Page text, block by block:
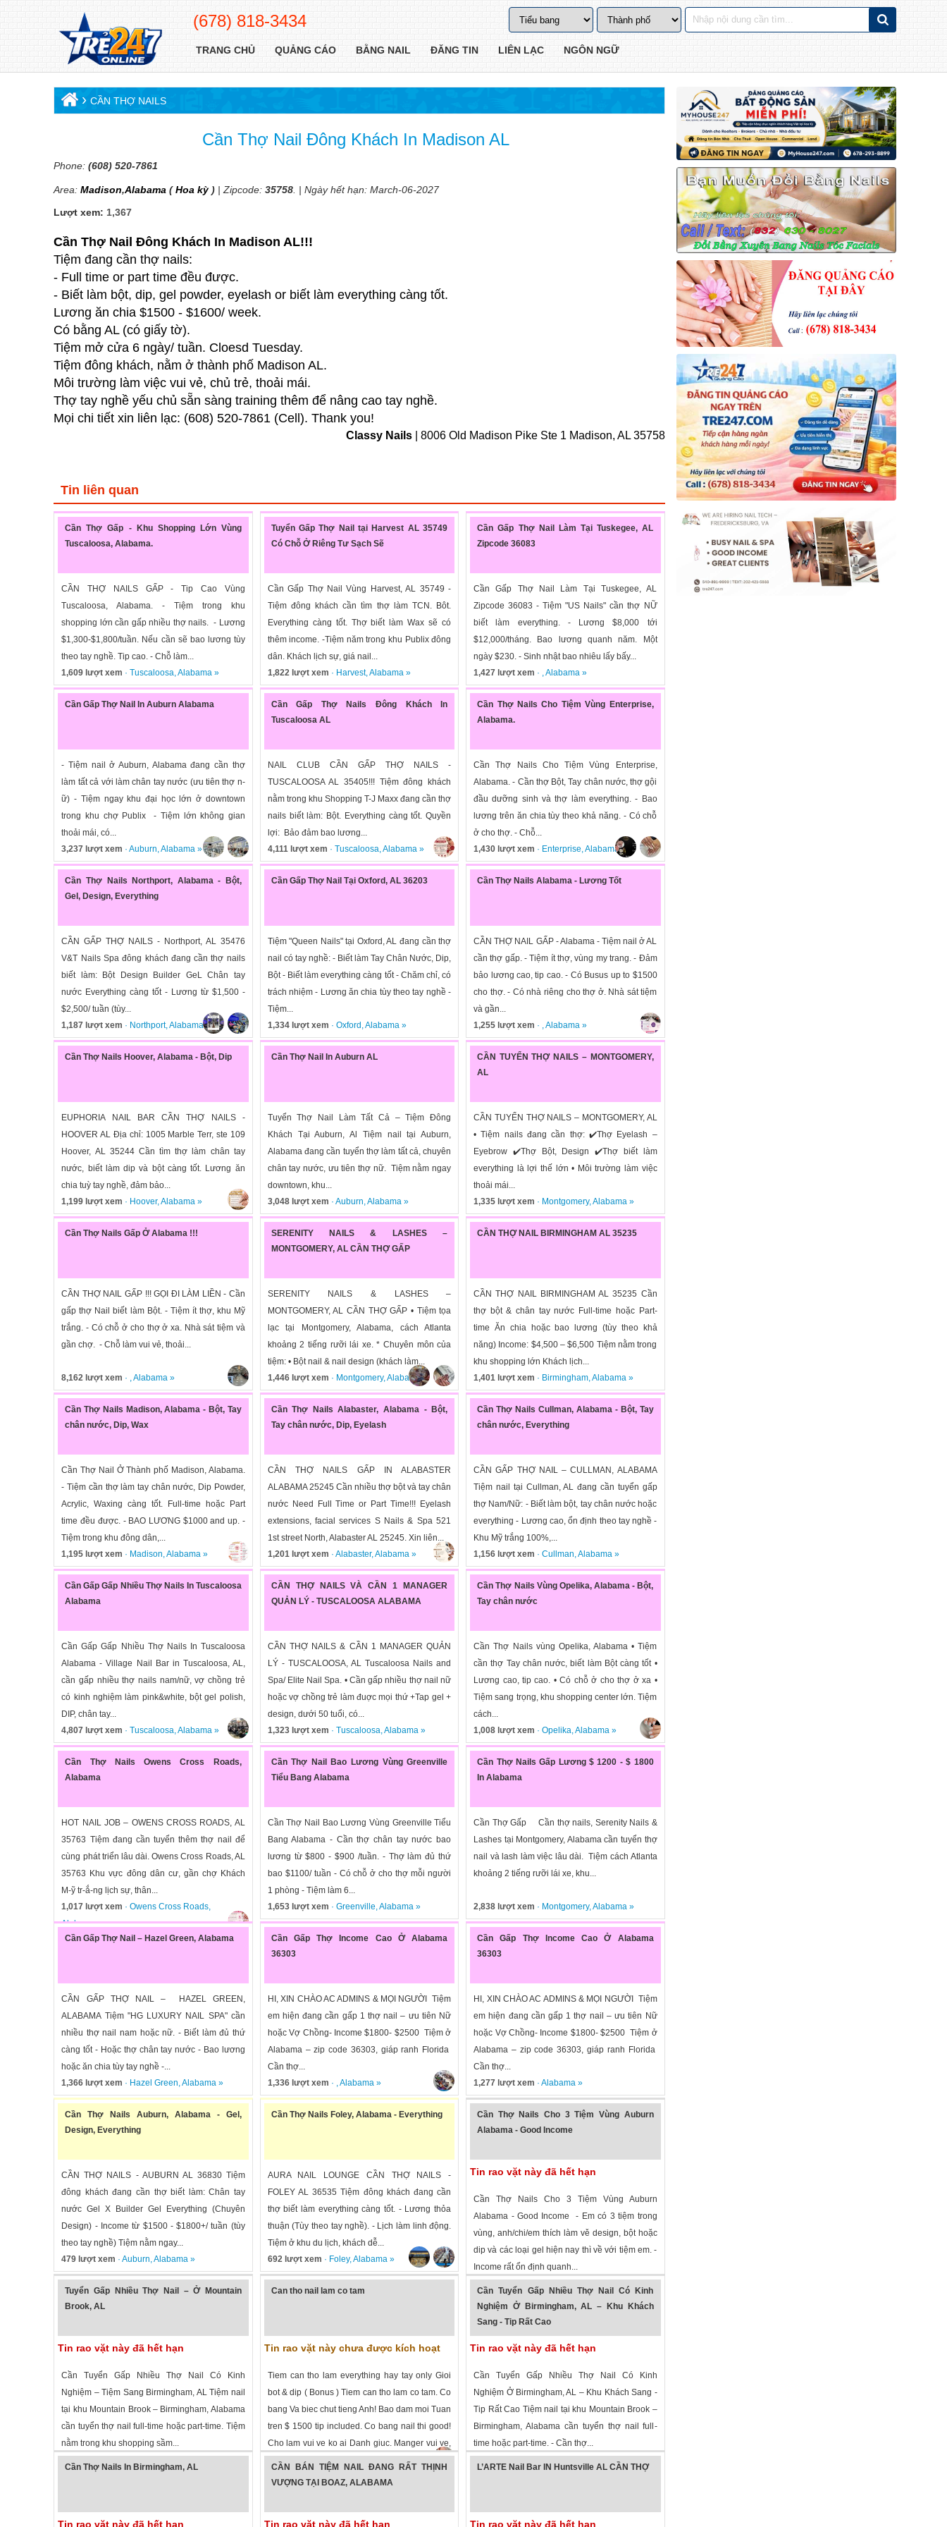
(678) 818-3434
TRANG CHỦ QUẢNG CÁO BẰNG NAIL ĐĂNG TIN LIÊN LẠC NGÔN NGỮ
› CẦN THỢ NAILS
Cần Thợ Nail Đông Khách In Madison AL
Phone:(608) 520-7861
Area:Madison,Alabama (Hoa kỳ) | Zipcode:35758 . | Ngày hết hạn: March-06-2027
Lượt xem: 1,367
Cần Thợ Nail Đông Khách In Madison AL!!!
Tiệm đang cần thợ nails:
- Full time or part time đều được.
- Biết làm bột, dip, gel powder, eyelash or biết làm everything càng tốt.
Lương ăn chia $1500 - $1600/ week.
Có bằng AL (có giấy tờ).
Tiệm mở cửa 6 ngày/ tuần. Cloesd Tuesday.
Tiệm đông khách, nằm ở thành phố Madison AL.
Môi trường làm việc vui vẻ, chủ trẻ, thoải mái.
Thợ tay nghề yếu chủ sẵn sàng training thêm để nâng cao tay nghề.
Mọi chi tiết xin liên lạc: (608) 520-7861 (Cell). Thank you!
Classy Nails| 8006 Old Madison Pike Ste 1 Madison, AL 35758
Tin liên quan
Cần Thợ Gấp - Khu Shopping Lớn Vùng
Tuscaloosa, Alabama.
CẦN THỢ NAILS GẤP - Tip Cao Vùng
Tuscaloosa, Alabama. - Tiệm trong khu
shopping lớn cần gấp nhiều thợ nails. - Lương
$1,300-$1,800/tuần. Nếu cần sẽ bao lương tùy
theo tay nghề. Tip cao. - Chỗ làm...
1,609 lượt xem ·Tuscaloosa,Alabama »
Tuyển Gấp Thợ Nail tại Harvest AL 35749
Có Chỗ Ở Riêng Tư Sạch Sẽ
Cần Gấp Thợ Nail Vùng Harvest, AL 35749 -
Tiệm đông khách cần tìm thợ làm TCN. Bôt.
Everything càng tốt. Thợ biết làm Wax sẽ có
thêm income. -Tiệm năm trong khu Publix đông
dân. Khách lịch sự, giá nail...
1,822 lượt xem · Harvest,Alabama»
Cần Gấp Thợ Nail Làm Tại Tuskegee, AL
Zipcode 36083
Cần Gấp Thợ Nail Làm Tại Tuskegee, AL
Zipcode 36083 - Tiệm "US Nails" cần thợ NỮ
biết làm everything. - Lương $8,000 tới
$12,000/tháng. Bao lương quanh năm. Một
ngày $230. - Sinh nhật bao nhiêu lấy bấy...
1,427 lượt xem · ,Alabama »
Cần Gấp Thợ Nail In Auburn Alabama
- Tiệm nail ở Auburn, Alabama đang cần thợ
làm tất cả với làm chân tay nước (ưu tiên thợ n-
ữ) - Tiệm ngay khu đại học lớn ở downtown
trong khu chợ Publix - Tiệm lớn không gian
thoải mái, có...
3,237 lượt xem ·Auburn,Alabama »
Cần Gấp Thợ Nails Đông Khách In
Tuscaloosa AL
NAIL CLUB CẦN GẤP THỢ NAILS -
TUSCALOOSA AL 35405!!! Tiệm đông khách
nằm trong khu Shopping T-J Maxx đang cần thợ
nails biết làm: Bột. Everything càng tốt. Quyền
lợi: Bảo đảm bao lương...
4,111 lượt xem · Tuscaloosa,Alabama»
Cần Thợ Nails Cho Tiệm Vùng Enterprise,
Alabama.
Cần Thợ Nails Cho Tiệm Vùng Enterprise,
Alabama. - Cần thợ Bột, Tay chân nước, thợ gội
đầu dưỡng sinh và thợ làm everything. - Bao
lương trên ăn chia tùy theo khả năng. - Có chỗ
ở cho thợ. - Chỗ...
1,430 lượt xem · Enterprise,Alabama»
Cần Thợ Nails Northport, Alabama - Bột,
Gel, Design, Everything
CẦN GẤP THỢ NAILS - Northport, AL 35476
V&T Nails Spa đông khách đang cần thợ nails
biết làm: Bột Design Builder GeL Chân tay
nước Everything càng tốt - Lương từ $1,500 -
$2,500/ tuần (tùy...
1,187 lượt xem · Northport,Alabama»
Cần Gấp Thợ Nail Tại Oxford, AL 36203
Tiệm "Queen Nails" tại Oxford, AL đang cần thợ
nail có tay nghề: - Biết làm Tay Chân Nước, Dip,
Bột - Biết làm everything càng tốt - Chăm chỉ, có
trách nhiệm - Lương ăn chia tùy theo tay nghề -
Tiệm...
1,334 lượt xem · Oxford ,Alabama»
Cần Thợ Nails Alabama - Lương Tốt
CẦN THỢ NAIL GẤP - Alabama - Tiệm nail ở AL
cần thợ gấp. - Tiệm ít thợ, vùng my trang. - Đảm
bảo lương cao, tip cao. - Có Busus up to $1500
cho thợ. - Có nhà riêng cho thợ ở. Nhà sát tiệm
và gần...
1,255 lượt xem · ,Alabama »
Cần Thợ Nails Hoover, Alabama - Bột, Dip
EUPHORIA NAIL BAR CẦN THỢ NAILS -
HOOVER AL Địa chỉ: 1005 Marble Terr, ste 109
Hoover, AL 35244 Cần tìm thợ làm chân tay
nước, biết làm dip và bột càng tốt. Lương ăn
chia tuỳ tay nghề, đảm bảo...
1,199 lượt xem · Hoover,Alabama »
Cần Thợ Nail In Auburn AL
Tuyển Thợ Nail Làm Tất Cả – Tiệm Đông
Khách Tại Auburn, Al Tiệm nail tại Auburn,
Alabama đang cần tuyển thợ làm tất cả, chuyên
chân tay nước, ưu tiên thợ nữ. Tiệm nằm ngay
downtown, khu...
3,048 lượt xem · Auburn,Alabama»
CẦN TUYỂN THỢ NAILS – MONTGOMERY,
AL
CẦN TUYỂN THỢ NAILS – MONTGOMERY, AL
• Tiệm nails đang cần thợ: ✔️Thợ Eyelash –
Eyebrow ✔️Thợ Bột, Design ✔️Thợ biết làm
everything là lợi thế lớn • Môi trường làm việc
thoải mái...
1,335 lượt xem · Montgomery,Alabama »
Cần Thợ Nails Gấp Ở Alabama !!!
CẦN THỢ NAIL GẤP !!! GỌI ĐI LÀM LIỀN - Cần
gấp thợ Nail biết làm Bột. - Tiệm ít thợ, khu Mỹ
trắng. - Có chỗ ở cho thợ ở xa. Nhà sát tiệm và
gần chợ. - Chỗ làm vui vẻ, thoải...
8,162 lượt xem · ,Alabama »
SERENITY NAILS & LASHES –
MONTGOMERY, AL CẦN THỢ GẤP
SERENITY NAILS & LASHES –
MONTGOMERY, AL CẦN THỢ GẤP • Tiệm tọa
lạc tại Montgomery, Alabama, cách Atlanta
khoảng 2 tiếng rưỡi lái xe. * Chuyên môn của
tiệm: • Bột nail & nail design (khách làm...
1,446 lượt xem · Montgomery,Alabama»
CẦN THỢ NAIL BIRMINGHAM AL 35235
CẦN THỢ NAIL BIRMINGHAM AL 35235 Cần
thợ bột & chân tay nước Full-time hoặc Part-
time Ăn chia hoặc bao lương (tùy theo khả
năng) Income: $4,500 – $6,500 Tiệm nằm trong
khu shopping lớn Khách lịch...
1,401 lượt xem · Birmingham,Alabama »
Cần Thợ Nails Madison, Alabama - Bột, Tay
chân nước, Dip, Wax
Cần Thợ Nail Ở Thành phố Madison, Alabama.
- Tiệm cần thợ làm tay chân nước, Dip Powder,
Acrylic, Waxing càng tốt. Full-time hoặc Part
time đều được. - BAO LƯƠNG $1000 and up. -
Tiệm trong khu đông dân,...
1,195 lượt xem · Madison,Alabama »
Cần Thợ Nails Alabaster, Alabama - Bột,
Tay chân nước, Dip, Eyelash
CẦN THỢ NAILS GẤP IN ALABASTER
ALABAMA 25245 Cần nhiều thợ bột và tay chân
nước Need Full Time or Part Time!!! Eyelash
extensions, facial services S Nails & Spa 521
1st street North, Alabaster AL 25245. Xin liên...
1,201 lượt xem · Alabaster,Alabama»
Cần Thợ Nails Cullman, Alabama - Bột, Tay
chân nước, Everything
CẦN GẤP THỢ NAIL – CULLMAN, ALABAMA
Tiệm nail tại Cullman, AL đang cần tuyển gấp
thợ Nam/Nữ: - Biết làm bột, tay chân nước hoặc
everything - Lương cao, ổn định theo tay nghề -
Khu Mỹ trắng 100%,...
1,156 lượt xem ·Cullman,Alabama »
Cần Gấp Gấp Nhiều Thợ Nails In Tuscaloosa
Alabama
Cần Gấp Gấp Nhiều Thợ Nails In Tuscaloosa
Alabama - Village Nail Bar in Tuscaloosa, AL,
cần gấp nhiều thợ nails nam/nữ, vợ chồng trẻ
có kinh nghiệm làm pink&white, bột gel polish,
DIP, chân tay...
4,807 lượt xem ·Tuscaloosa,Alabama »
CẦN THỢ NAILS VÀ CẦN 1 MANAGER
QUẢN LÝ - TUSCALOOSA ALABAMA
CẦN THỢ NAILS & CẦN 1 MANAGER QUẢN
LÝ - TUSCALOOSA, AL Tuscaloosa Nails and
Spa/ Elite Nail Spa. • Cần gấp nhiều thợ nail nữ
hoặc vợ chồng trẻ làm đuợc mọi thứ +Tap gel +
design, dưới 50 tuổi, có...
1,323 lượt xem · Tuscaloosa,Alabama»
Cần Thợ Nails Vùng Opelika, Alabama - Bột,
Tay chân nước
Cần Thợ Nails vùng Opelika, Alabama • Tiệm
cần thợ Tay chân nước, biết làm Bột càng tốt •
Lương cao, tip cao. • Có chỗ ở cho thợ ở xa •
Tiệm sang trọng, khu shopping center lớn. Tiệm
cách...
1,008 lượt xem ·Opelika,Alabama »
Cần Thợ Nails Owens Cross Roads,
Alabama
HOT NAIL JOB – OWENS CROSS ROADS, AL
35763 Tiệm đang cần tuyển thêm thợ nail để
cùng phát triển lâu dài. Owens Cross Roads, AL
35763 Khu vực đông dân cư, gần chợ Khách
M-ỹ tr-ắ-ng lịch sự, thân...
1,017 lượt xem ·Owens Cross Roads,
Alabama»
Cần Thợ Nail Bao Lương Vùng Greenville
Tiểu Bang Alabama
Cần Thợ Nail Bao Lương Vùng Greenville Tiểu
Bang Alabama - Cần thợ chân tay nước bao
lương từ $800 - $900 /tuần. - Thợ làm đủ thứ
bao $1100/ tuần - Có chỗ ở cho thợ mỗi người
1 phòng - Tiệm làm 6...
1,653 lượt xem · Greenville,Alabama»
Cần Thợ Nails Gấp Lương $ 1200 - $ 1800
In Alabama
Cần Thợ Gấp Cần thợ nails, Serenity Nails &
Lashes tại Montgomery, Alabama cần tuyển thợ
nail và lash làm việc lâu dài. Tiệm cách Atlanta
khoảng 2 tiếng rưỡi lái xe, khu...
2,838 lượt xem · Montgomery,Alabama »
Cần Gấp Thợ Nail – Hazel Green, Alabama
CẦN GẤP THỢ NAIL – HAZEL GREEN,
ALABAMA Tiệm "HG LUXURY NAIL SPA" cần
nhiều thợ nail nam hoặc nữ. - Biết làm đủ thứ
càng tốt - Hoặc thợ chân tay nước - Bao lương
hoặc ăn chia tùy tay nghề -...
1,366 lượt xem · Hazel Green,Alabama »
Cần Gấp Thợ Income Cao Ở Alabama
36303
HI, XIN CHÀO AC ADMINS & MỌI NGƯỜI Tiệm
em hiện đang cần gấp 1 thợ nail – ưu tiên Nữ
hoặc Vợ Chồng- Income $1800- $2500 Tiệm ở
Alabama – zip code 36303, giáp ranh Florida
Cần thợ...
1,336 lượt xem · ,Alabama»
Cần Gấp Thợ Income Cao Ở Alabama
36303
HI, XIN CHÀO AC ADMINS & MỌI NGƯỜI Tiệm
em hiện đang cần gấp 1 thợ nail – ưu tiên Nữ
hoặc Vợ Chồng- Income $1800- $2500 Tiệm ở
Alabama – zip code 36303, giáp ranh Florida
Cần thợ...
1,277 lượt xem ·Alabama »
Cần Thợ Nails Auburn, Alabama - Gel,
Design, Everything
CẦN THỢ NAILS - AUBURN AL 36830 Tiệm
đông khách đang cần thợ biết làm: Chân tay
nước Gel X Builder Gel Everything (Chuyên
Design) - Income từ $1500 - $1800+/ tuần (tùy
theo tay nghề) Tiệm nằm ngay...
479 lượt xem ·Auburn,Alabama »
Cần Thợ Nails Foley, Alabama - Everything
AURA NAIL LOUNGE CẦN THỢ NAILS -
FOLEY AL 36535 Tiệm đông khách đang cần
thợ biết làm everything càng tốt. - Lương thỏa
thuận (Tùy theo tay nghề). - Lịch làm linh động.
Tiệm ở khu du lịch, khách dễ...
692 lượt xem · Foley,Alabama»
Cần Thợ Nails Cho 3 Tiệm Vùng Auburn
Alabama - Good Income
Tin rao vặt này đã hết hạn
Cần Thợ Nails Cho 3 Tiệm Vùng Auburn
Alabama - Good Income - Em có 3 tiệm trong
vùng, anh/chi/em thích làm vě design, bột hoặc
dip và các loại gel hiện nay thì về với tiệm em. -
Income rất ổn định quanh...
Tuyển Gấp Nhiều Thợ Nail – Ở Mountain
Brook, AL
Tin rao vặt này đã hết hạn
Cần Tuyển Gấp Nhiều Thợ Nail Có Kinh
Nghiệm – Tiệm Sang Birmingham, AL Tiệm nail
tại khu Mountain Brook – Birmingham, Alabama
cần tuyển thợ nail full-time hoặc part-time. Tiệm
nằm trong khu shopping sầm...
Can tho nail lam co tam
Tin rao vặt này chưa được kích hoạt
Tiem can tho lam everything hay tay only Gioi
bot & dip ( Bonus ) Tiem can tho lam co tam. Co
bang Va biec chut tieng Anh! Bao dam moi Tuan
tren $ 1500 tip included. Co bang nail thi good!
Cho lam vui ve ko ai Danh giuc. Manger vui ve,
vui...
904 lượt xem ·Trussville »
Cần Tuyển Gấp Nhiều Thợ Nail Có Kinh
Nghiệm Ở Birmingham, AL – Khu Khách
Sang - Tip Rất Cao
Tin rao vặt này đã hết hạn
Cần Tuyển Gấp Nhiều Thợ Nail Có Kinh
Nghiệm Ở Birmingham, AL – Khu Khách Sang -
Tip Rất Cao Tiệm nail tại khu Mountain Brook –
Birmingham, Alabama cần tuyển thợ nail full-
time hoặc part-time. - Cần thợ...
Alabama
Cần Thợ Nails In Birmingham, AL
Tin rao vặt này đã hết hạn
CẦN BÁN TIỆM NAIL ĐANG RẤT THỊNH
VƯỢNG TẠI BOAZ, ALABAMA
Tin rao vặt này đã hết hạn
L’ARTE Nail Bar IN Huntsville AL CẦN THỢ
Tin rao vặt này đã hết hạn